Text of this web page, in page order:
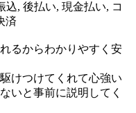
込, 後払い, 現金払い, コ
済
るからわかりやすく安
けつけてくれて心強い
いと事前に説明してく